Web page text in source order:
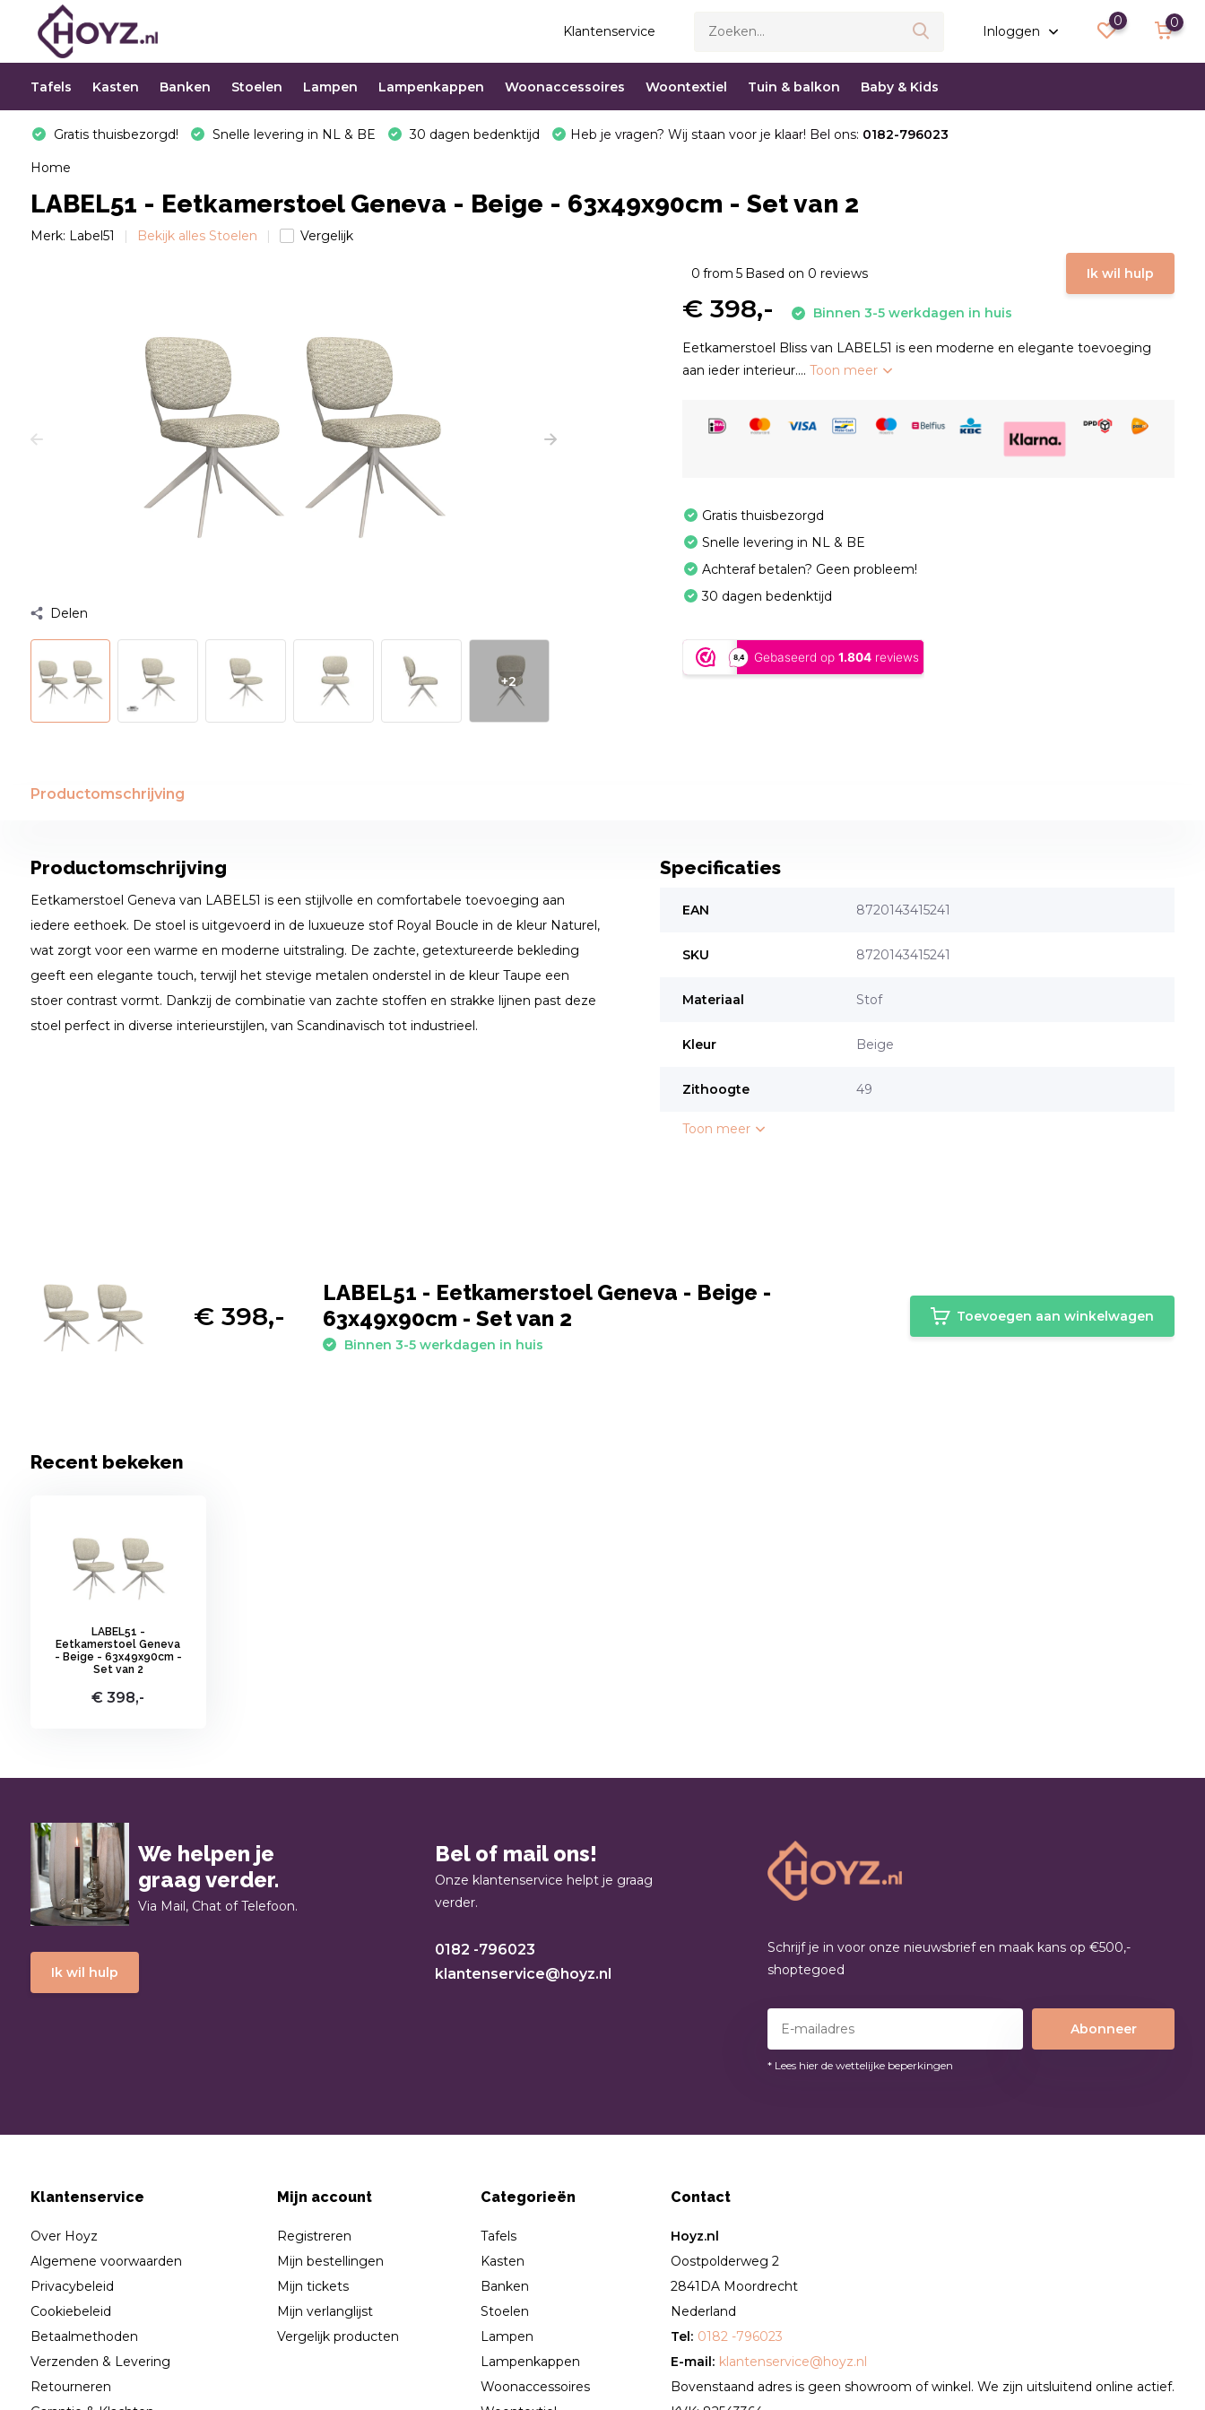
Klantenservice Inloggen
0 0
Tafels Kasten Banken Stoelen Lampen Lampenkappen Woonaccessoires Woontextiel Tuin & balkon Baby & Kids
Gratis thuisbezorgd! Snelle levering in NL & BE 30 dagen bedenktijd Heb je vragen? Wij staan voor je klaar! Bel ons: 0182-796023
Home
LABEL51 - Eetkamerstoel Geneva - Beige - 63x49x90cm - Set van 2
Merk: Label51 Bekijk alles Stoelen Vergelijk
Delen
+2
0 from 5 Based on 0 reviews Ik wil hulp
€ 398,- Binnen 3-5 werkdagen in huis
Eetkamerstoel Bliss van LABEL51 is een moderne en elegante toevoeging
aan ieder interieur....Toon meer
Gratis thuisbezorgd
Snelle levering in NL & BE
Achteraf betalen? Geen probleem!
30 dagen bedenktijd
Productomschrijving
Productomschrijving
Eetkamerstoel Geneva van LABEL51 is een stijlvolle en comfortabele toevoeging aan
iedere eethoek. De stoel is uitgevoerd in de luxueuze stof Royal Boucle in de kleur Naturel,
wat zorgt voor een warme en moderne uitstraling. De zachte, getextureerde bekleding
geeft een elegante touch, terwijl het stevige metalen onderstel in de kleur Taupe een
stoer contrast vormt. Dankzij de combinatie van zachte stoffen en strakke lijnen past deze
stoel perfect in diverse interieurstijlen, van Scandinavisch tot industrieel.
Specificaties
EAN 8720143415241
SKU 8720143415241
Materiaal Stof
Kleur Beige
Zithoogte 49
Toon meer
€ 398,-
LABEL51 - Eetkamerstoel Geneva - Beige -
63x49x90cm - Set van 2
Binnen 3-5 werkdagen in huis
Toevoegen aan winkelwagen
Recent bekeken
LABEL51 -
Eetkamerstoel Geneva
- Beige - 63x49x90cm -
Set van 2
€ 398,-
We helpen je
graag verder.
Via Mail, Chat of Telefoon.
Ik wil hulp
Bel of mail ons!
Onze klantenservice helpt je graag
verder.
0182 -796023
klantenservice@hoyz.nl
Schrijf je in voor onze nieuwsbrief en maak kans op €500,-
shoptegoed
Abonneer
* Lees hier de wettelijke beperkingen
Klantenservice
Over Hoyz
Algemene voorwaarden
Privacybeleid
Cookiebeleid
Betaalmethoden
Verzenden & Levering
Retourneren
Mijn account
Registreren
Mijn bestellingen
Mijn tickets
Mijn verlanglijst
Vergelijk producten
Categorieën
Tafels
Kasten
Banken
Stoelen
Lampen
Lampenkappen
Woonaccessoires
Contact
Hoyz.nl
Oostpolderweg 2
2841DA Moordrecht
Nederland
Tel: 0182 -796023
E-mail: klantenservice@hoyz.nl
Bovenstaand adres is geen showroom of winkel. We zijn uitsluitend online actief.